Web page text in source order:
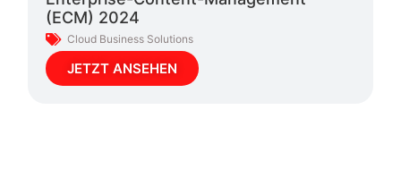
(ECM) 2024
Cloud Business Solutions
JETZT ANSEHEN